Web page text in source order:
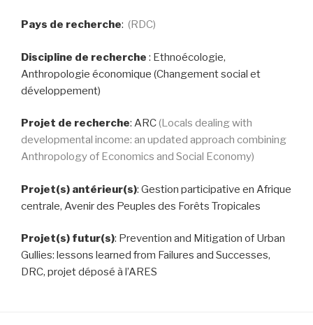
Pays de recherche: (RDC)
Discipline de recherche : Ethnoécologie,
Anthropologie économique (Changement social et
développement)
Projet de recherche: ARC(Locals dealing with
developmental income: an updated approach combining
Anthropology of Economics and Social Economy)
Projet(s) antérieur(s): Gestion participative en Afrique
centrale, Avenir des Peuples des Forêts Tropicales
Projet(s) futur(s): Prevention and Mitigation of Urban
Gullies: lessons learned from Failures and Successes,
DRC, projet déposé à l’ARES